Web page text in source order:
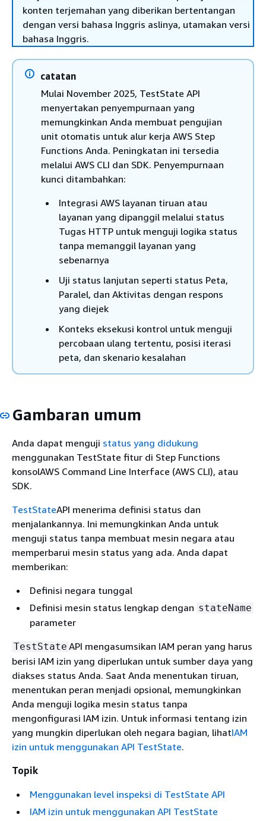
konten terjemahan yang diberikan bertentangan
dengan versi bahasa Inggris aslinya, utamakan versi
bahasa Inggris.
catatan
Mulai November 2025, TestState API
menyertakan penyempurnaan yang
memungkinkan Anda membuat pengujian
unit otomatis untuk alur kerja AWS Step
Functions Anda. Peningkatan ini tersedia
melalui AWS CLI dan SDK. Penyempurnaan
kunci ditambahkan:
Integrasi AWS layanan tiruan atau
layanan yang dipanggil melalui status
Tugas HTTP untuk menguji logika status
tanpa memanggil layanan yang
sebenarnya
Uji status lanjutan seperti status Peta,
Paralel, dan Aktivitas dengan respons
yang diejek
Konteks eksekusi kontrol untuk menguji
percobaan ulang tertentu, posisi iterasi
peta, dan skenario kesalahan
Gambaran umum
Anda dapat menguji status yang didukung
menggunakan TestState fitur di Step Functions
konsolAWS Command Line Interface (AWS CLI), atau
SDK.
TestStateAPI menerima definisi status dan
menjalankannya. Ini memungkinkan Anda untuk
menguji status tanpa membuat mesin negara atau
memperbarui mesin status yang ada. Anda dapat
memberikan:
Definisi negara tunggal
Definisi mesin status lengkap dengan stateName
parameter
TestState API mengasumsikan IAM peran yang harus
berisi IAM izin yang diperlukan untuk sumber daya yang
diakses status Anda. Saat Anda menentukan tiruan,
menentukan peran menjadi opsional, memungkinkan
Anda menguji logika mesin status tanpa
mengonfigurasi IAM izin. Untuk informasi tentang izin
yang mungkin diperlukan oleh negara bagian, lihatIAM
izin untuk menggunakan API TestState.
Topik
Menggunakan level inspeksi di TestState API
IAM izin untuk menggunakan API TestState